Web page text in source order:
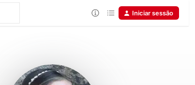
Iniciar sessão